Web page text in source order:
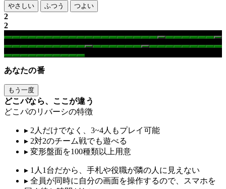
やさしい ふつう つよい
2
2
あなたの番
もう一度
どこパなら、ここが違う
どこパのリバーシの特徴
▸ 2人だけでなく、3~4人もプレイ可能
▸ 2対2のチーム戦でも遊べる
▸ 変形盤面を100種類以上用意
▸ 1人1台だから、手札や役職が隣の人に見えない
▸ 全員が同時に自分の画面を操作するので、スマホを